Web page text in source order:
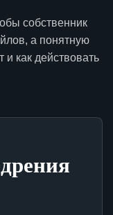
собственник
а понятную
и как действовать